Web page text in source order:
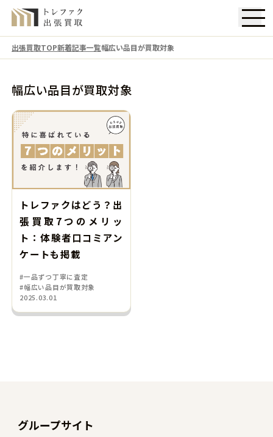
出張買取TOP新着記事一覧幅広い品目が買取対象
幅広い品目が買取対象
トレファクはどう？出
張買取7つのメリッ
ト：体験者口コミアン
ケートも掲載
#一品ずつ丁寧に査定
#幅広い品目が買取対象
2025.03.01
グループサイト